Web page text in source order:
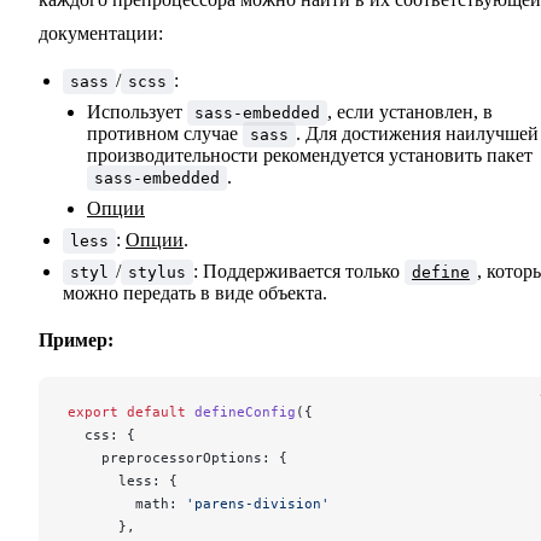
документации:
sass / scss :
Использует
sass-embedded , если установлен, в
противном случае
sass . Для достижения наилучшей
производительности рекомендуется установить пакет
sass-embedded .
Опции
less : Опции.
styl / stylus : Поддерживается только define ,
можно передать в виде объекта.
Пример:
export default defineConfig ({
  css: {
    preprocessorOptions: {
      less: {
        math:
'parens-division'
      },